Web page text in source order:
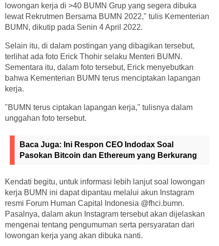
lowongan kerja di >40 BUMN Grup yang segera dibuka
lewat Rekrutmen Bersama BUMN 2022," tulis Kementerian
BUMN, dikutip pada Senin 4 April 2022.
Selain itu, di dalam postingan yang dibagikan tersebut,
terlihat ada foto Erick Thohir selaku Menteri BUMN.
Sementara itu, dalam foto tersebut, Erick menyebutkan
bahwa Kementerian BUMN terus menciptakan lapangan
kerja.
"BUMN terus ciptakan lapangan kerja," tulisnya dalam
unggahan foto tersebut.
Baca Juga: Ini Respon CEO Indodax Soal
Pasokan Bitcoin dan Ethereum yang Berkurang
Kendati begitu, untuk informasi lebih lanjut soal lowongan
kerja BUMN ini dapat dipantau melalui akun Instagram
resmi Forum Human Capital Indonesia @fhci.bumn.
Pasalnya, dalam akun Instagram tersebut akan dijelaskan
mengenai tentang pengumuman serta persyaratan dari
lowongan kerja yang akan dibuka nanti.